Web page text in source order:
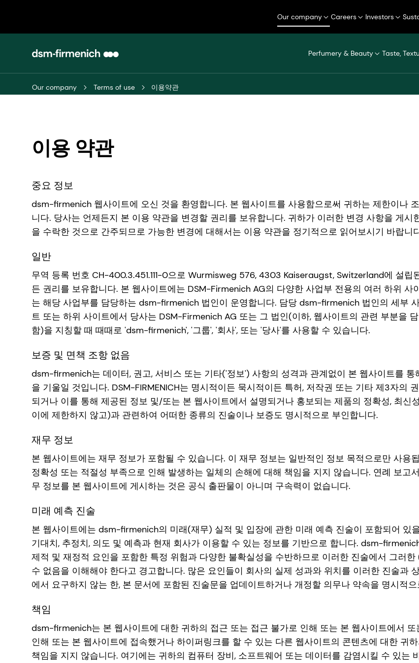
Our company Careers Investors
Perfumery & Beauty Taste,
Our company Terms of use 이용약관
이용 약관
중요 정보
dsm-firmenich 웹사이트에 오신 것을 환영합니다. 본 웹사이트를 사용함으로써 귀하는 제한이나
니다. 당사는 언제든지 본 이용 약관을 변경할 권리를 보유합니다. 귀하가 이러한 변경 사항을 게
을 수락한 것으로 간주되므로 가능한 변경에 대해서는 이용 약관을 정기적으로 읽어보시기 바랍니
일반
무역 등록 번호 CH-400.3.451.111-0으로 Wurmisweg 576, 4303 Kaiseraugst, Switzerland에 설
든 권리를 보유합니다. 본 웹사이트에는 DSM-Firmenich AG의 다양한 사업부 전용의 여러 하위
는 해당 사업부를 담당하는 dsm-firmenich 법인이 운영합니다. 담당 dsm-firmenich 법인의 세부
트 또는 하위 사이트에서 당사는 DSM-Firmenich AG 또는 그 법인(이하, 웹사이트의 관련 부분
함)을 지칭할 때 때때로 'dsm-firmenich', '그룹', '회사', 또는 '당사'를 사용할 수 있습니다.
보증 및 면책 조항 없음
dsm-firmenich는 데이터, 권고, 서비스 또는 기타('정보') 사항의 성격과 관계없이 본 웹사이트를
을 기울일 것입니다. DSM-FIRMENICH는 명시적이든 묵시적이든 특허, 저작권 또는 기타 제3자의
되거나 이를 통해 제공된 정보 및/또는 본 웹사이트에서 설명되거나 홍보되는 제품의 정확성, 최
이에 제한하지 않고)과 관련하여 어떠한 종류의 진술이나 보증도 명시적으로 부인합니다.
재무 정보
본 웹사이트에는 재무 정보가 포함될 수 있습니다. 이 재무 정보는 일반적인 정보 목적으로만 사
정확성 또는 적절성 부족으로 인해 발생하는 일체의 손해에 대해 책임을 지지 않습니다. 연례 보고
무 정보를 본 웹사이트에 게시하는 것은 공식 출판물이 아니며 구속력이 없습니다.
미래 예측 진술
본 웹사이트에는 dsm-firmenich의 미래(재무) 실적 및 입장에 관한 미래 예측 진술이 포함되어 있
기대치, 추정치, 의도 및 예측과 현재 회사가 이용할 수 있는 정보를 기반으로 합니다. dsm-
제적 및 재정적 요인을 포함한 특정 위험과 다양한 불확실성을 수반하므로 이러한 진술에서 그러
수 없음을 이해해야 한다고 경고합니다. 많은 요인들이 회사의 실제 성과와 위치를 이러한 진술과
에서 요구하지 않는 한, 본 문서에 포함된 진술문을 업데이트하거나 개정할 의무나 약속을 명시적
책임
dsm-firmenich는 본 웹사이트에 대한 귀하의 접근 또는 접근 불가로 인해 또는 본 웹사이트에서
인해 또는 본 웹사이트에 접속했거나 하이퍼링크를 할 수 있는 다른 웹사이트의 콘텐츠에 대한 귀
책임을 지지 않습니다. 여기에는 귀하의 컴퓨터 장비, 소프트웨어 또는 데이터를 감염시킬 수 있는